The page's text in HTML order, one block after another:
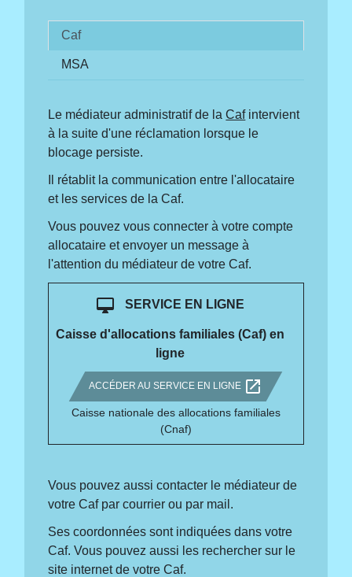
Caf
MSA
Le médiateur administratif de laCafintervient
à la suite d'une réclamation lorsque le
blocage persiste.
Il rétablit la communication entre l'allocataire
et les services de la Caf.
Vous pouvez vous connecter à votre compte
allocataire et envoyer un message à
l'attention du médiateur de votre Caf.
desktop_mac SERVICE EN LIGNE
Caisse d'allocations familiales (Caf) en
ligne
ACCÉDER AU SERVICE EN LIGNE open_in_new
Caisse nationale des allocations familiales
(Cnaf)
Vous pouvez aussi contacter le médiateur de
votre Caf par courrier ou par mail.
Ses coordonnées sont indiquées dans votre
Caf. Vous pouvez aussi les rechercher sur le
site internet de votre Caf.